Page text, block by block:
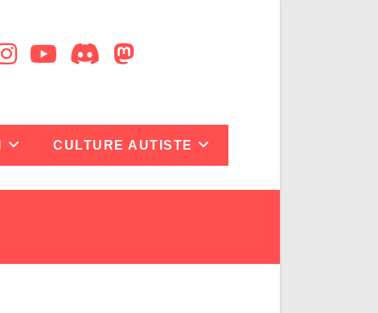
CULTURE AUTISTE